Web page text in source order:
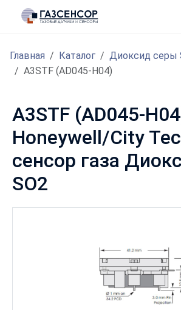
Главная Каталог
Диоксид серы
A3STF (AD045-H04)
A3STF (AD045-
Honeywell/City
сенсор газа
SO2